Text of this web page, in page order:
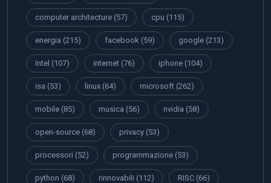
computer architecture (57) cpu (115)
energia (215) facebook (59) google (213)
Intel (107) internet (76) iphone (104)
isa (53) linux (64) microsoft (262)
mobile (85) musica (56) nvidia (58)
open-source (68) privacy (53)
processori (52) programmazione (53)
python (68) rinnovabili (112) RISC (66)